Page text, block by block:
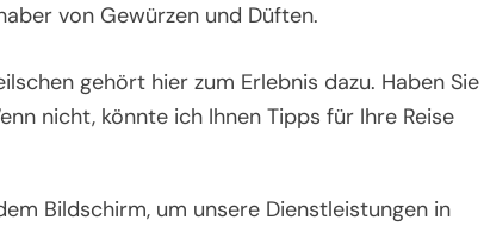
von Gewürzen und Düften.
gehört hier zum Erlebnis dazu. Haben Sie
nicht, könnte ich Ihnen Tipps für Ihre Reise
Bildschirm, um unsere Dienstleistungen in